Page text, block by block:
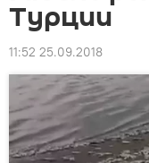
Турции
11:52 25.09.2018